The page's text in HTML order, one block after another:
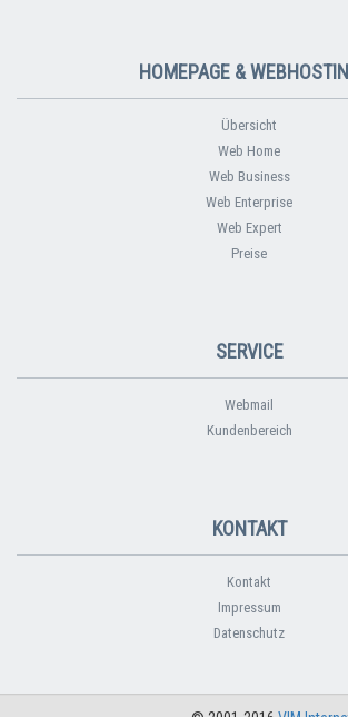
HOMEPAGE &
Übersicht
Web Home
Web Business
Web Enterprise
Web Expert
Preise
SERVICE
Webmail
Kundenbereich
KONTAKT
Kontakt
Impressum
Datenschutz